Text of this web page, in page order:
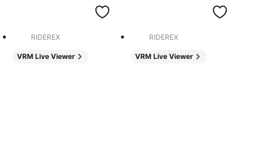
RIDEREX
VRM Live Viewer
RIDEREX
VRM Live Viewer